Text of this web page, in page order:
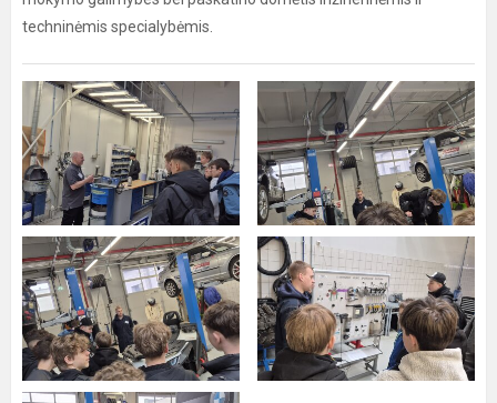
techninėmis specialybėmis.